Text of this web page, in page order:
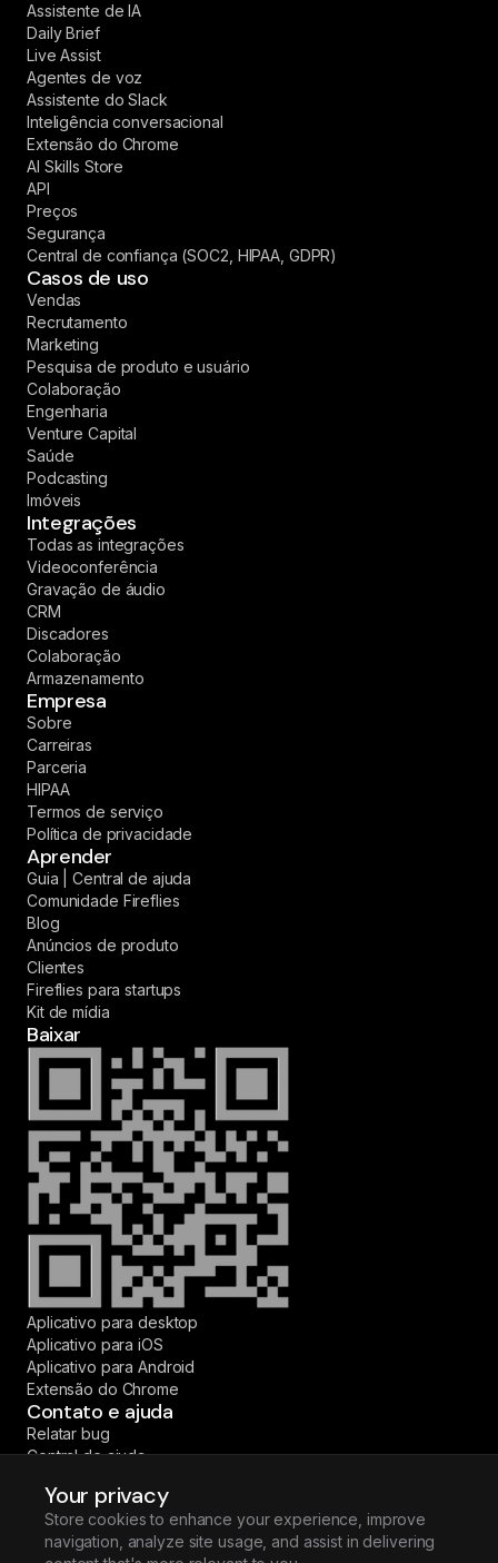
Your privacy
Store cookies to enhance your experience, improve
navigation, analyze site usage, and assist in delivering
Assistente de IA
Daily Brief
Live Assist
Agentes de voz
Assistente do Slack
Inteligência conversacional
Extensão do Chrome
AI Skills Store
API
Preços
Segurança
Central de confiança (SOC2, HIPAA, GDPR)
Casos de uso
Vendas
Recrutamento
Marketing
Pesquisa de produto e usuário
Colaboração
Engenharia
Venture Capital
Saúde
Podcasting
Imóveis
Integrações
Todas as integrações
Videoconferência
Gravação de áudio
CRM
Discadores
Colaboração
Armazenamento
Empresa
Sobre
Carreiras
Parceria
HIPAA
Termos de serviço
Política de privacidade
Aprender
Guia | Central de ajuda
Comunidade Fireflies
Blog
Anúncios de produto
Clientes
Fireflies para startups
Kit de mídia
Baixar
Aplicativo para desktop
Aplicativo para iOS
Aplicativo para Android
Extensão do Chrome
Contato e ajuda
Relatar bug
Central de ajuda
© 2026 Fireflies.ai Corp. Todos os direitos reservados.
English · Español · Deutsch · Français · Português (BR)